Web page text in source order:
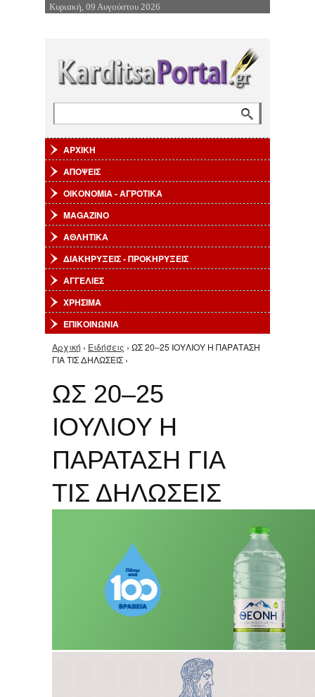
Επιστροφή στην Πλοήγηση
Κυριακή, 09 Αυγούστου 2026
ΑΡΧΙΚΗ
ΑΠΟΨΕΙΣ
ΟΙΚΟΝΟΜΙΑ - ΑΓΡΟΤΙΚΑ
MAGAZINO
ΑΘΛΗΤΙΚΑ
ΔΙΑΚΗΡΥΞΕΙΣ - ΠΡΟΚΗΡΥΞΕΙΣ
ΑΓΓΕΛΙΕΣ
ΧΡΗΣΙΜΑ
ΕΠΙΚΟΙΝΩΝΙΑ
Είστε εδώ
Αρχική › Ειδήσεις › ΩΣ 20–25 ΙΟΥΛΙΟΥ Η ΠΑΡΑΤΑΣΗ
ΓΙΑ ΤΙΣ ΔΗΛΩΣΕΙΣ ›
ΩΣ 20–25
ΙΟΥΛΙΟΥ Η
ΠΑΡΑΤΑΣΗ ΓΙΑ
ΤΙΣ ΔΗΛΩΣΕΙΣ